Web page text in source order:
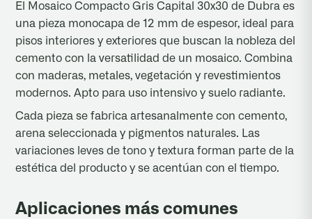
El Mosaico Compacto Gris Capital 30x30 de Dubra es
una pieza monocapa de 12 mm de espesor, ideal para
pisos interiores y exteriores que buscan la nobleza del
cemento con la versatilidad de un mosaico. Combina
con maderas, metales, vegetación y revestimientos
modernos. Apto para uso intensivo y suelo radiante.
Cada pieza se fabrica artesanalmente con cemento,
arena seleccionada y pigmentos naturales. Las
variaciones leves de tono y textura forman parte de la
estética del producto y se acentúan con el tiempo.
Aplicaciones más comunes